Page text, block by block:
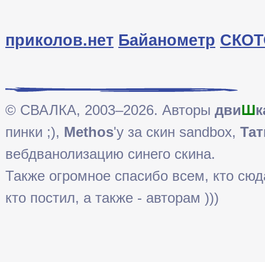
приколов.нет Байанометр
© СВАЛКА, 2003–2026. Авторы двиШ
пинки ;), Methos'у за скин sandbox,
вебдванолизацию синего скина.
Также огромное спасибо всем, кто
кто постил, а также - авторам )))